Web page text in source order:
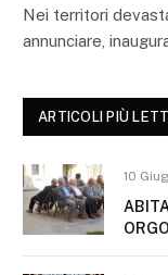
Nei territori
annunciare,
ARTICOLI PIÙ
10